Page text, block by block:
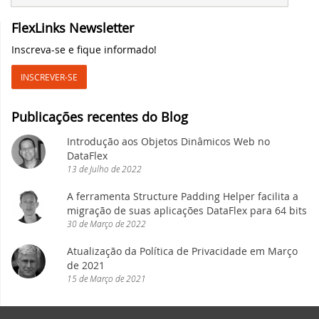
FlexLinks Newsletter
Inscreva-se e fique informado!
INSCREVER-SE
Publicações recentes do Blog
Introdução aos Objetos Dinâmicos Web no
DataFlex
13 deJulho de2022
A ferramenta Structure Padding Helper facilita a
migração de suas aplicações DataFlex para 64 bits
30deMarço de2022
Atualização da Política de Privacidade em Março
de 2021
15deMarço de2021
Eleve seu desenvolvimento DataFlex com
domínio de CI
Synergy 2023 em Louisville: um sucesso e
um vislumbre do futuro
na videoaula Aplicações DataFlex Web
Web - parte 5
Lançadas Novas Bibliotecas e Ferramentas